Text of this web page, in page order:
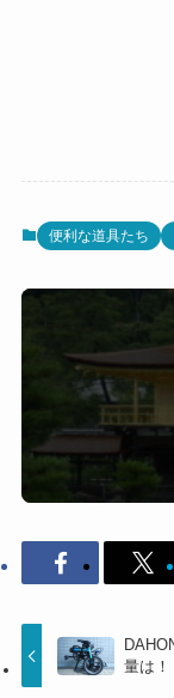
便利な道具たち
量は！